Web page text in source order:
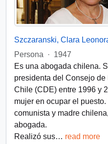
Szczaranski, Clara
Persona
· 1947
Es una abogada chilena.
presidenta del Consejo
Chile (CDE) entre 1996 y
mujer en ocupar el
comunista y madre
abogada.
Realizó sus… read more